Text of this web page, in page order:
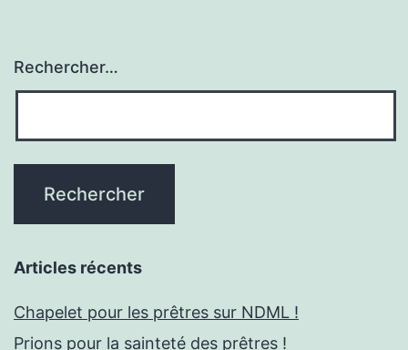
Rechercher…
Articles récents
Chapelet pour les prêtres sur NDML !
Prions pour la sainteté des prêtres !